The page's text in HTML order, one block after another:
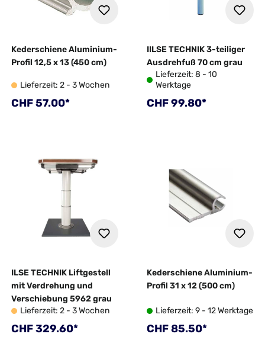
Kederschiene Aluminium-
Profil 12,5 x 13 (450 cm)
Lieferzeit: 2 - 3 Wochen
Regulärer Preis:
CHF 57.00*
IILSE TECHNIK 3-teiliger
Ausdrehfuß 70 cm grau
Lieferzeit: 8 - 10
Werktage
Regulärer Preis:
CHF 99.80*
ILSE TECHNIK Liftgestell
mit Verdrehung und
Verschiebung 5962 grau
Lieferzeit: 2 - 3 Wochen
Regulärer Preis:
CHF 329.60*
Kederschiene Aluminium-
Profil 31 x 12 (500 cm)
Lieferzeit: 9 - 12 Werktage
Regulärer Preis:
CHF 85.50*